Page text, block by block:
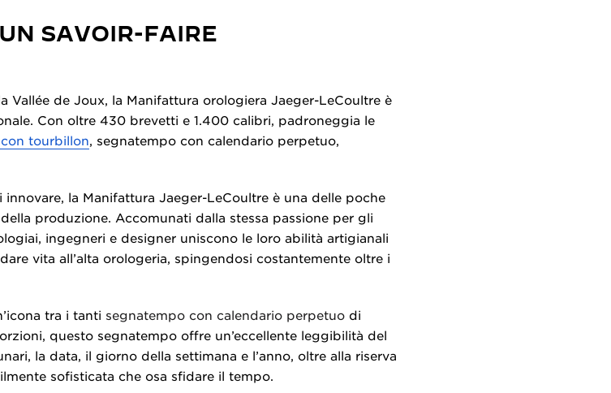
SAVOIR-FAIRE
Vallée de Joux, la Manifattura orologiera Jaeger-LeCoultre è
Con oltre 430 brevetti e 1.400 calibri, padroneggia le
tourbillon, segnatempo con calendario perpetuo,
la Manifattura Jaeger-LeCoultre è una delle poche
produzione. Accomunati dalla stessa passione per gli
ingegneri e designer uniscono le loro abilità artigianali
vita all’alta orologeria, spingendosi costantemente oltre i
tra i tanti segnatempo con calendario perpetuo di
questo segnatempo offre un’eccellente leggibilità del
la data, il giorno della settimana e l’anno, oltre alla riserva
sofisticata che osa sfidare il tempo.